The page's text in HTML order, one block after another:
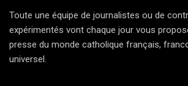
Toute une équipe de journalistes ou de
expérimentés vont chaque jour vous
presse du monde catholique français,
universel.